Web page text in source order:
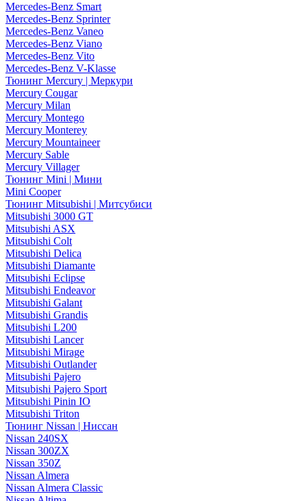
Mercedes-Benz Smart
Mercedes-Benz Sprinter
Mercedes-Benz Vaneo
Mercedes-Benz Viano
Mercedes-Benz Vito
Mercedes-Benz V-Klasse
Тюнинг Mercury | Меркури
Mercury Cougar
Mercury Milan
Mercury Montego
Mercury Monterey
Mercury Mountaineer
Mercury Sable
Mercury Villager
Тюнинг Mini | Мини
Mini Cooper
Тюнинг Mitsubishi | Митсубиси
Mitsubishi 3000 GT
Mitsubishi ASX
Mitsubishi Colt
Mitsubishi Delica
Mitsubishi Diamante
Mitsubishi Eclipse
Mitsubishi Endeavor
Mitsubishi Galant
Mitsubishi Grandis
Mitsubishi L200
Mitsubishi Lancer
Mitsubishi Mirage
Mitsubishi Outlander
Mitsubishi Pajero
Mitsubishi Pajero Sport
Mitsubishi Pinin IO
Mitsubishi Triton
Тюнинг Nissan | Ниссан
Nissan 240SX
Nissan 300ZX
Nissan 350Z
Nissan Almera
Nissan Almera Classic